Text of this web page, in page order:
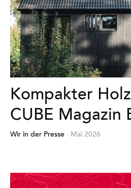
Kompakter
CUBE Magazin
Wir in der Presse · Mai 2026